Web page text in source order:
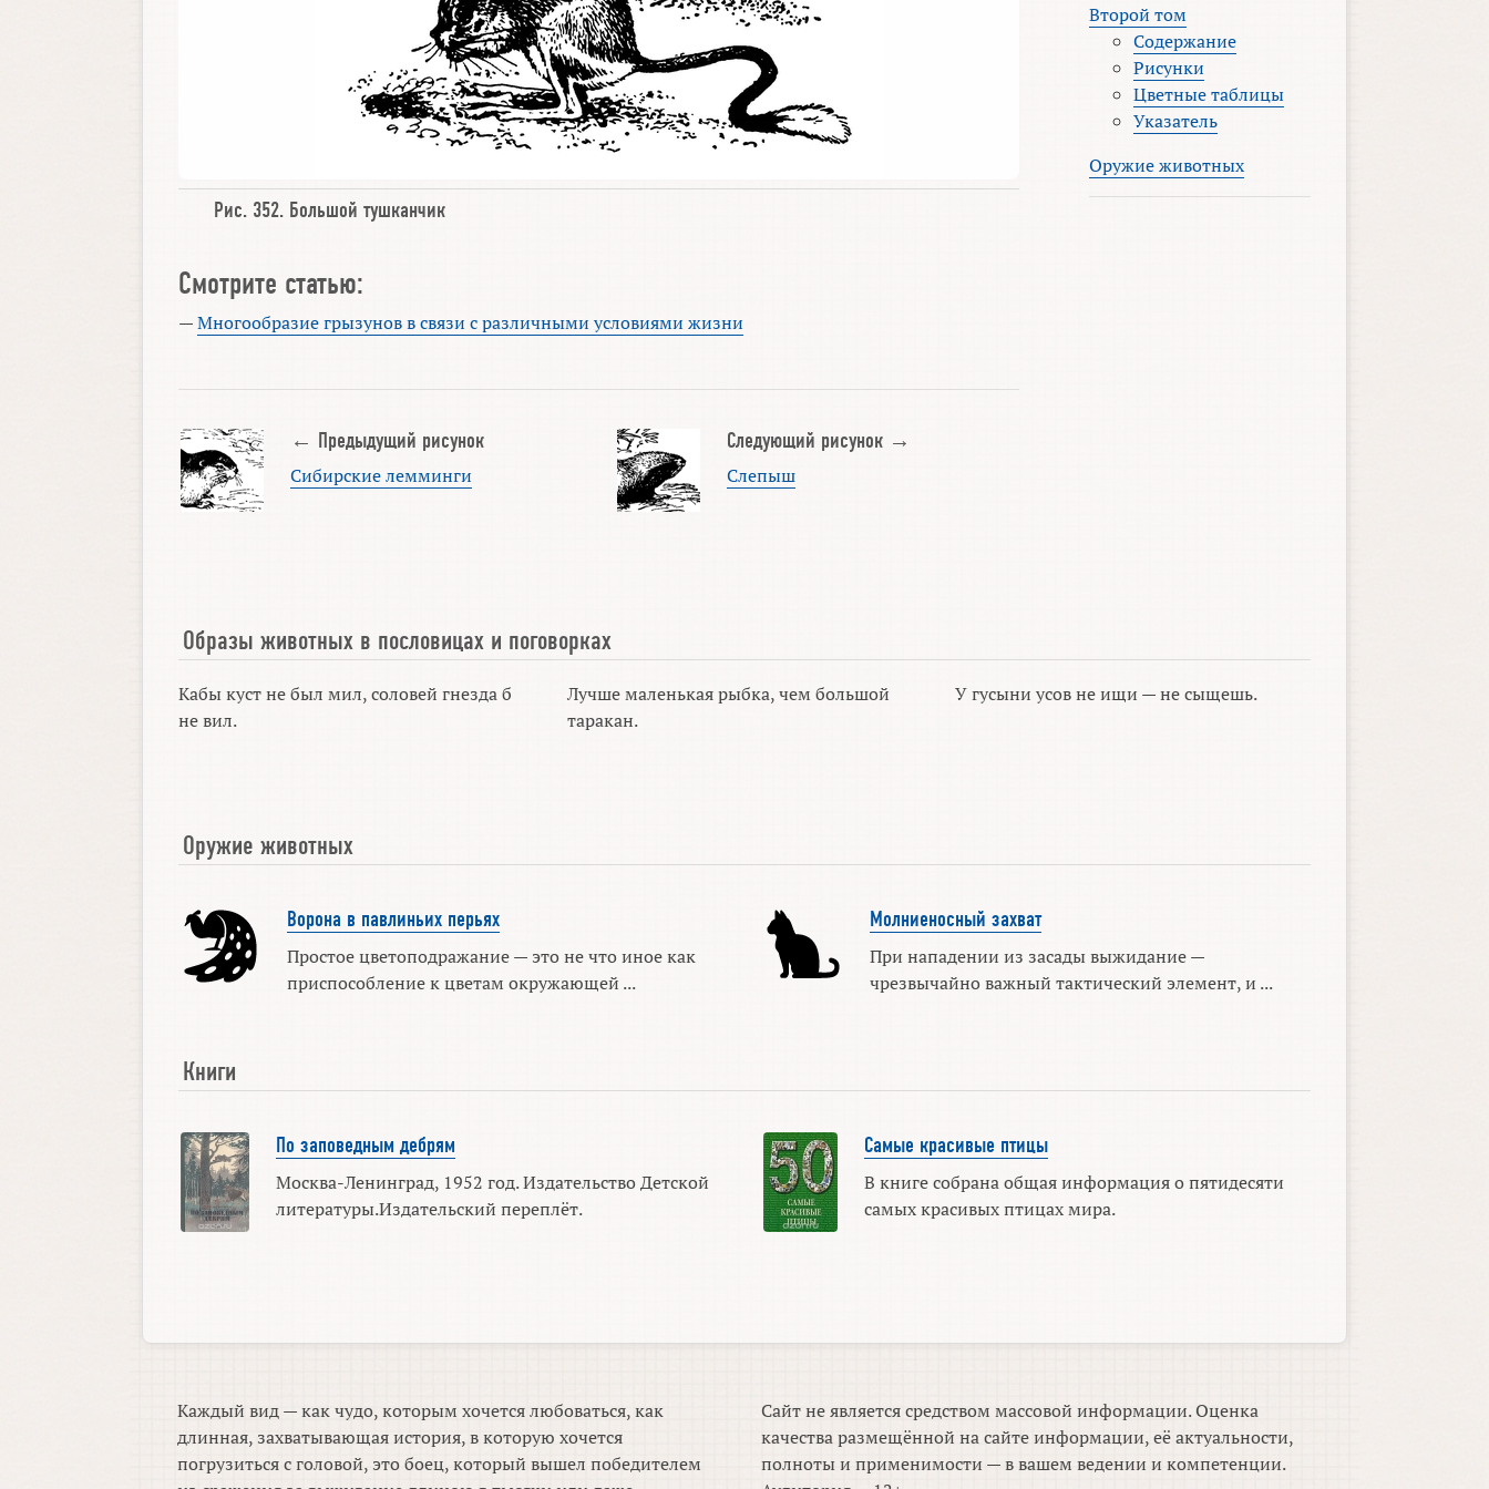
Рис. 352. Большой тушканчик
Смотрите статью:
—Многообразие грызунов в связи с различными условиями жизни
← Предыдущий рисунок
Сибирские лемминги
Следующий рисунок →
Слепыш
Второй том
Содержание
Рисунки
Цветные таблицы
Указатель
Оружие животных
Образы животных в пословицах и поговорках
Кабы куст не был мил, соловей гнезда б
не вил.
Лучше маленькая рыбка, чем большой
таракан.
У гусыни усов не ищи — не сыщешь.
Оружие животных
Ворона в павлиньих перьях
Простое цветоподражание — это не что иное как
приспособление к цветам окружающей ...
Молниеносный захват
При нападении из засады выжидание —
чрезвычайно важный тактический элемент, и ...
Книги
По заповедным дебрям
Москва-Ленинград, 1952 год. Издательство Детской
литературы.Издательский переплёт.
Самые красивые птицы
В книге собрана общая информация о пятидесяти
самых красивых птицах мира.
Каждый вид — как чудо, которым хочется любоваться, как
длинная, захватывающая история, в которую хочется
погрузиться с головой, это боец, который вышел победителем
Сайт не является средством массовой информации. Оценка
качества размещённой на сайте информации, её актуальности,
полноты и применимости — в вашем ведении и компетенции.